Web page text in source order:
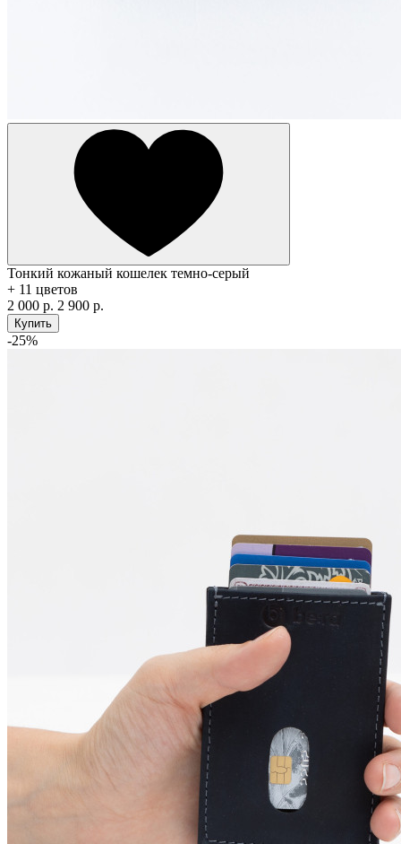
Тонкий кожаный кошелек темно-серый
+ 11 цветов
2 000 р. 2 900 р.
Купить
-25%